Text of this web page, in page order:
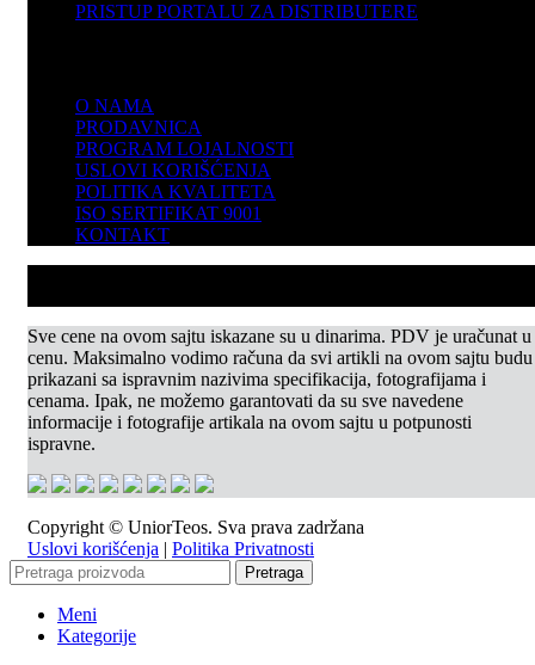
PRISTUP PORTALU ZA DISTRIBUTERE
O NAMA
PRODAVNICA
PROGRAM LOJALNOSTI
USLOVI KORIŠĆENJA
POLITIKA KVALITETA
ISO SERTIFIKAT 9001
KONTAKT
Sve cene na ovom sajtu iskazane su u dinarima. PDV je uračunat u
cenu. Maksimalno vodimo računa da svi artikli na ovom sajtu budu
prikazani sa ispravnim nazivima specifikacija, fotografijama i
cenama. Ipak, ne možemo garantovati da su sve navedene
informacije i fotografije artikala na ovom sajtu u potpunosti
ispravne.
Copyright © UniorTeos. Sva prava zadržana
Uslovi korišćenja | Politika Privatnosti
Pretraga
Meni
Kategorije